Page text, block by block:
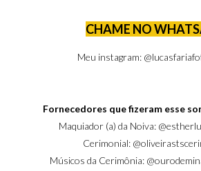
CHAME NO
Meu instagram:
Fornecedores que fizeram esse
Maquiador (a) da Noiva: @
Cerimonial:
Músicos da Cerimônia: